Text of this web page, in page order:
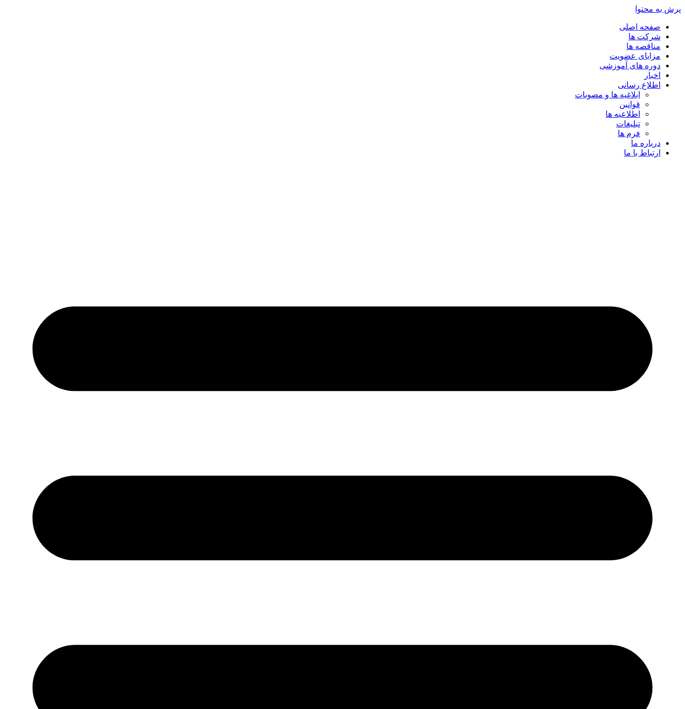
پرش به محتوا
صفحه اصلی
شرکت ها
مناقصه ها
مزایای عضویت
دوره های آموزشی
اخبار
اطلاع رسانی
ابلاغیه ها و مصوبات
قوانین
اطلاعیه ها
تبلیغات
فرم ها
درباره ما
ارتباط با ما